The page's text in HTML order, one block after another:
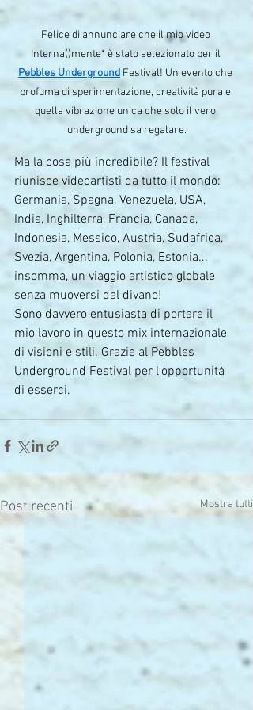
Felice di annunciare che il mio video
Interna()mente* è stato selezionato per il
Pebbles Underground Festival! Un evento che
profuma di sperimentazione, creatività pura e
quella vibrazione unica che solo il vero
underground sa regalare.
Ma la cosa più incredibile? Il festival
riunisce videoartisti da tutto il mondo:
Germania, Spagna, Venezuela, USA,
India, Inghilterra, Francia, Canada,
Indonesia, Messico, Austria, Sudafrica,
Svezia, Argentina, Polonia, Estonia...
insomma, un viaggio artistico globale
senza muoversi dal divano!
Sono davvero entusiasta di portare il
mio lavoro in questo mix internazionale
di visioni e stili. Grazie al Pebbles
Underground Festival per l'opportunità
di esserci.
Post recenti Mostra tutti